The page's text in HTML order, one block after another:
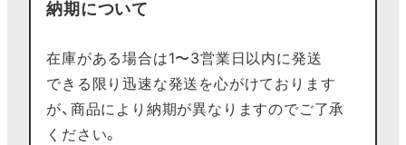
納期について
在庫がある場合は1〜3営業日以内に発送
できる限り迅速な発送を心がけております
が、商品により納期が異なりますのでご了承
ください。